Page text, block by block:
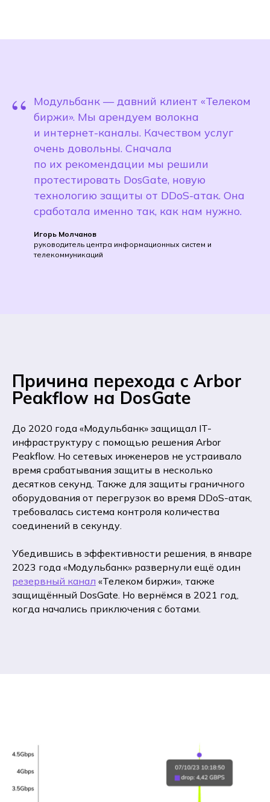
“
Модульбанк — давний клиент «Телеком
биржи». Мы арендуем волокна
и интернет-каналы. Качеством услуг
очень довольны. Сначала
по их рекомендации мы решили
протестировать DosGate, новую
технологию защиты от DDoS-атак. Она
сработала именно так, как нам нужно.
Игорь Молчанов
руководитель центра информационных систем и
телекоммуникаций
Причина перехода с Arbor
Peakflow на DosGate
До 2020 года «Модульбанк» защищал IT-
инфраструктуру с помощью решения Arbor
Peakflow. Но сетевых инженеров не устраивало
время срабатывания защиты в несколько
десятков секунд. Также для защиты граничного
оборудования от перегрузок во время DDoS-атак,
требовалась система контроля количества
соединений в секунду.
Убедившись в эффективности решения, в январе
2023 года «Модульбанк» развернули ещё один
резервный канал «Телеком биржи», также
защищённый DosGate. Но вернёмся в 2021 год,
когда начались приключения с ботами.